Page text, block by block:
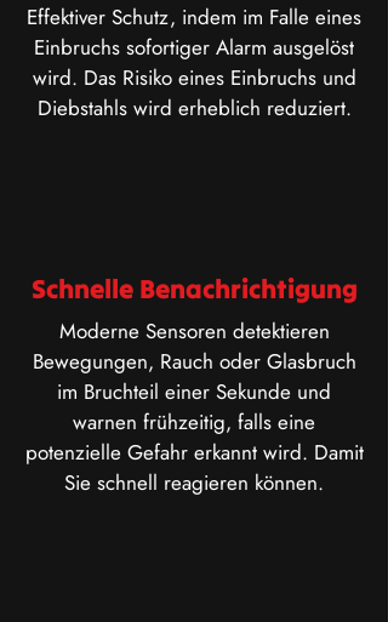
Effektiver Schutz, indem im Falle eines
Einbruchs sofortiger Alarm ausgelöst
wird. Das Risiko eines Einbruchs und
Diebstahls wird erheblich reduziert.
Schnelle Benachrichtigung
​Moderne Sensoren detektieren
Bewegungen, Rauch oder Glasbruch
im Bruchteil einer Sekunde und
warnen frühzeitig, falls eine
potenzielle Gefahr erkannt wird. Damit
Sie schnell reagieren können.